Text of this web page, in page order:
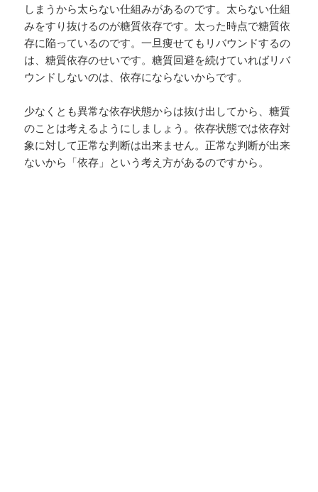
しまうから太らない仕組みがあるのです。太らない仕組
みをすり抜けるのが糖質依存です。太った時点で糖質依
存に陥っているのです。一旦痩せてもリバウンドするの
は、糖質依存のせいです。糖質回避を続けていればリバ
ウンドしないのは、依存にならないからです。
少なくとも異常な依存状態からは抜け出してから、糖質
のことは考えるようにしましょう。依存状態では依存対
象に対して正常な判断は出来ません。正常な判断が出来
ないから「依存」という考え方があるのですから。